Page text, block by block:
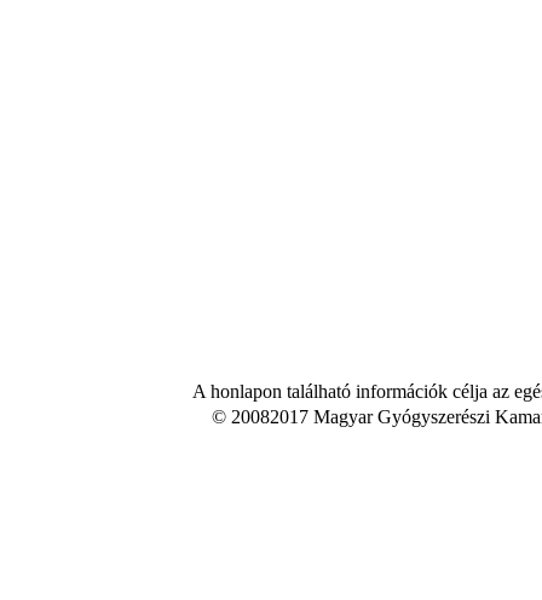
A honlapon található információk célja az
© 20082017 Magyar Gyógyszerészi